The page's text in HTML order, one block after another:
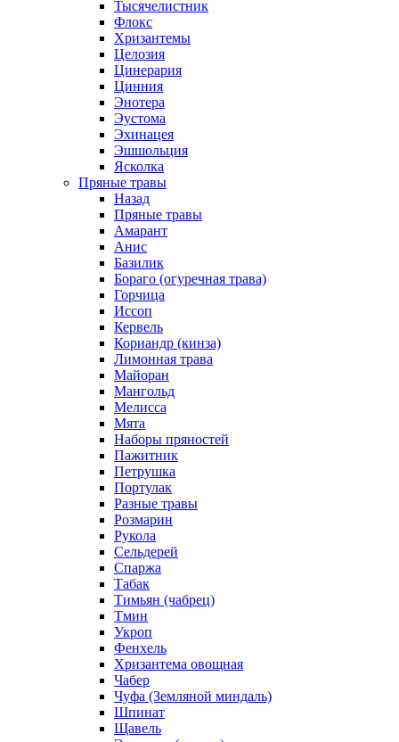
Тысячелистник
Флокс
Хризантемы
Целозия
Цинерария
Цинния
Энотера
Эустома
Эхинацея
Эшшольция
Ясколка
Пряные травы
Назад
Пряные травы
Амарант
Анис
Базилик
Бораго (огуречная трава)
Горчица
Иссоп
Кервель
Кориандр (кинза)
Лимонная трава
Майоран
Мангольд
Мелисса
Мята
Наборы пряностей
Пажитник
Петрушка
Портулак
Разные травы
Розмарин
Рукола
Сельдерей
Спаржа
Табак
Тимьян (чабрец)
Тмин
Укроп
Фенхель
Хризантема овощная
Чабер
Чуфа (Земляной миндаль)
Шпинат
Щавель